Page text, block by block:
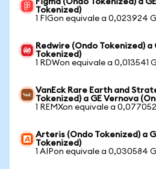
Figma (Ondo Tokenized) a
Tokenized)
1 FIGon equivale a 0,023924
Redwire (Ondo Tokenized) a
Tokenized)
1 RDWon equivale a 0,013541
VanEck Rare Earth and
Tokenized) a GE Vernova
1 REMXon equivale a
Arteris (Ondo Tokenized) a
Tokenized)
1 AIPon equivale a 0,030584